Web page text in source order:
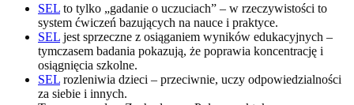
SEL to tylko „gadanie o uczuciach” – w rzeczywistości to
system ćwiczeń bazujących na nauce i praktyce.
SEL jest sprzeczne z osiąganiem wyników edukacyjnych –
tymczasem badania pokazują, że poprawia koncentrację i
osiągnięcia szkolne.
SEL rozleniwia dzieci – przeciwnie, uczy odpowiedzialności
za siebie i innych.